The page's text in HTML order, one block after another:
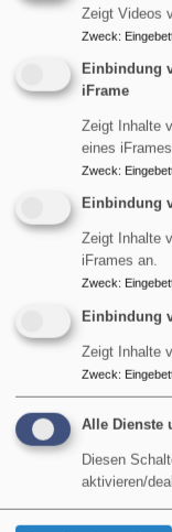
Treffpunkt
Team & Diakon Ralf
Garmisch-
Zeigt Videos
Zweck:
Einbindung
iFrame
Zeigt Inhalte
eines
Zweck:
Einbindung
Zeigt Inhalte
iFrames an.
Zweck:
Einbindung
Zeigt Inhalte
Zweck:
Alle Dienste
Diesen
aktivieren/